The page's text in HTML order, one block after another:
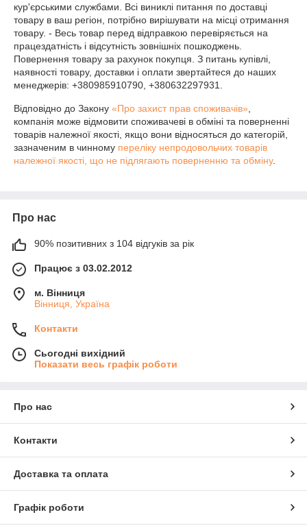
кур'єрськими службами. Всі виниклі питання по доставці
товару в ваш регіон, потрібно вирішувати на місці отримання
товару. - Весь товар перед відправкою перевіряється на
працездатність і відсутність зовнішніх пошкоджень.
Повернення товару за рахунок покупця. З питань купівлі,
наявності товару, доставки і оплати звертайтеся до наших
менеджерів: +380985910790, +380632297931.
Відповідно до Закону «Про захист прав споживачів»
компанія може відмовити споживачеві в обміні та поверненні
товарів належної якості, якщо вони відносяться до категорій,
зазначеним в чинному переліку непродовольчих товарів
належної якості, що не підлягають поверненню та обміну.
Про нас
90% позитивних з 104 відгуків за рік
Працює з 03.02.2012
м. Вінниця
Вінниця, Україна
Контакти
Сьогодні вихідний
Показати весь графік роботи
Про нас
Контакти
Доставка та оплата
Графік роботи